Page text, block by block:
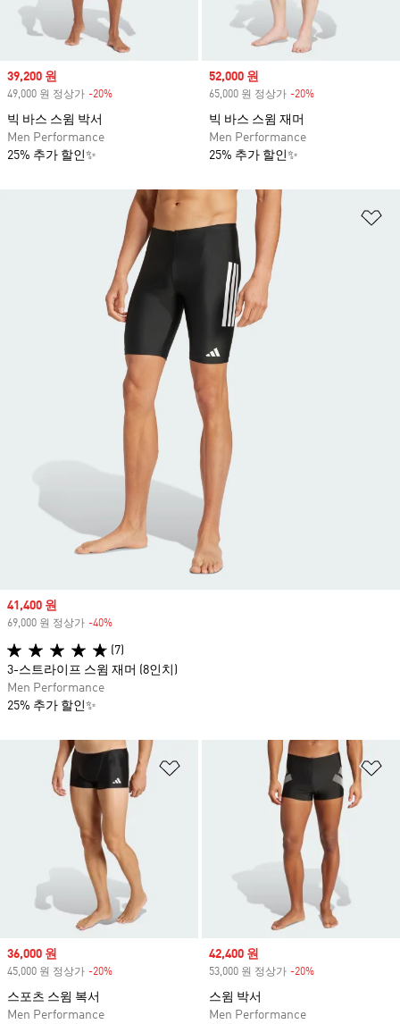
Sale price
39,200 원
49,000 원 정상가 -20%
빅 바스 스윔 박서
Men Performance
25% 추가 할인✨
Sale price
52,000 원
65,000 원 정상가 -20%
빅 바스 스윔 재머
Men Performance
25% 추가 할인✨
위시리스트 담기
Sale price
36,000 원
45,000 원 정상가 -20%
스포츠 스윔 복서
Men Performance
Sale price
42,400 원
53,000 원 정상가 -20%
스윔 박서
Men Performance
Sale price
41,400 원
69,000 원 정상가 -40%
(7)
3-스트라이프 스윔 재머 (8인치)
Men Performance
25% 추가 할인✨